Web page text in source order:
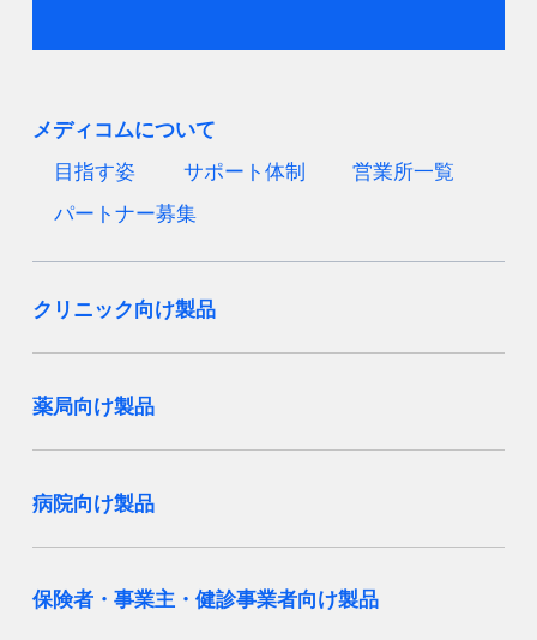
メディコムについて
目指す姿
サポート体制
営業所一覧
パートナー募集
クリニック向け製品
薬局向け製品
病院向け製品
保険者・事業主・健診事業者向け製品